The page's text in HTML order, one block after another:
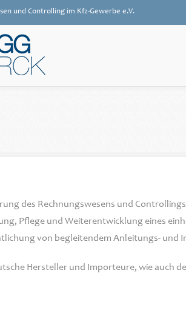
und Controlling im Kfz-Gewerbe e.V.
des Rechnungswesens und
Pflege und Weiterentwicklung eines
von begleitendem Anleitungs- und
Hersteller und Importeure, wie auch